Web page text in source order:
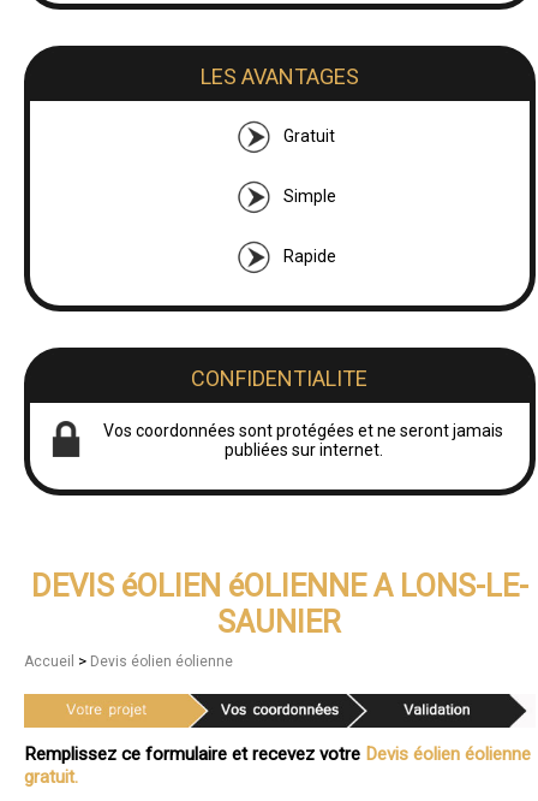
LES AVANTAGES
Gratuit
Simple
Rapide
CONFIDENTIALITE
Vos coordonnées sont protégées et ne seront jamais
publiées sur internet.
DEVIS éOLIEN éOLIENNE A LONS-LE-
SAUNIER
Accueil > Devis éolien éolienne
Remplissez ce formulaire et recevez votre Devis éolien éolienne
gratuit.